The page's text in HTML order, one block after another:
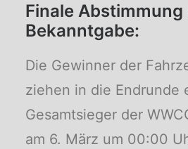
Finale Abstimmung
Bekanntgabe:
Die Gewinner der
ziehen in die Endrunde
Gesamtsieger der
am 6. März um 00:00